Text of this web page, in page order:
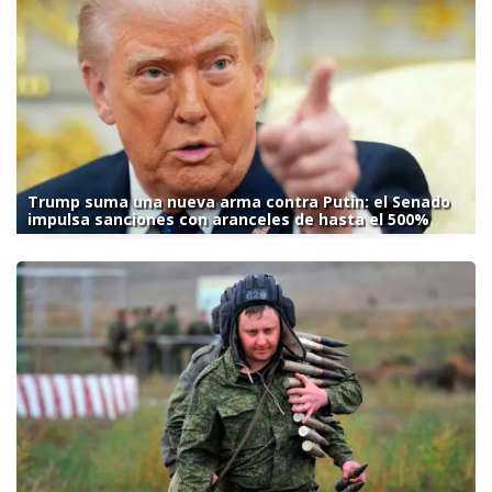
Trump suma una nueva arma contra Putin: el Senado
impulsa sanciones con aranceles de hasta el 500%